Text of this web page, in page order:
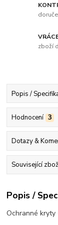
zboží
Popis /
Hodnocení 3
Dotazy &
Související
Popis /
Ochranné